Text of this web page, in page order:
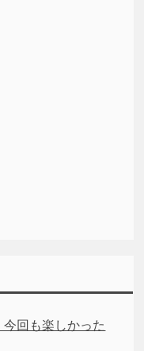
回も楽しかった